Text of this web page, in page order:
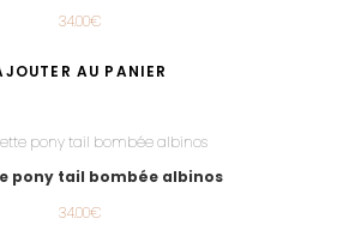
34.00€
AU PANIER
pony tail bombée albinos
34.00€